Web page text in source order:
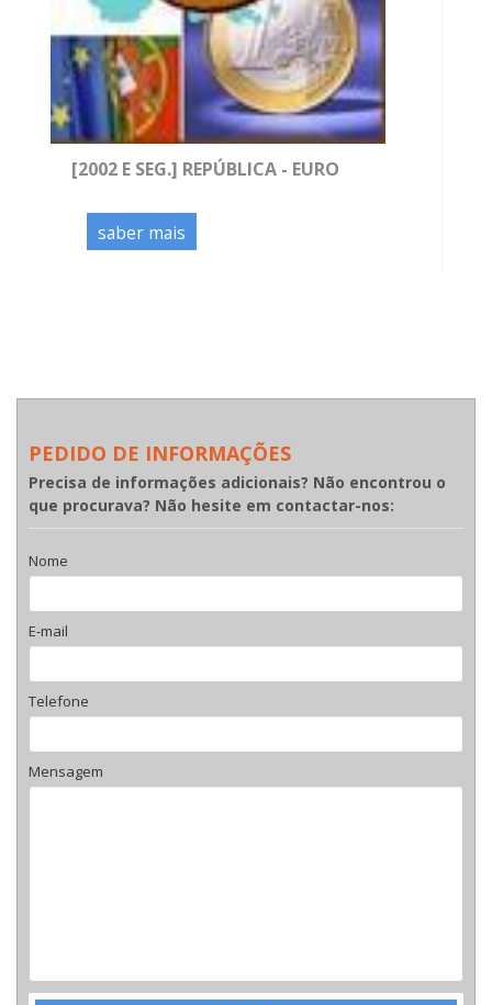
[2002 E SEG.] REPÚBLICA - EURO
saber mais
PEDIDO DE INFORMAÇÕES
Precisa de informações adicionais? Não encontrou o
que procurava? Não hesite em contactar-nos:
Nome
E-mail
Telefone
Mensagem